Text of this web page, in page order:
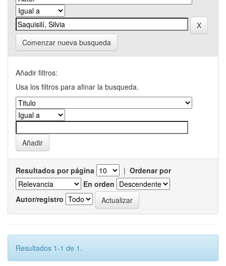
Comenzar nueva busqueda
Añadir filtros:
Usa los filtros para afinar la busqueda.
Resultados por página | Ordenar por
En orden
Autor/registro
Resultados 1-1 de 1.